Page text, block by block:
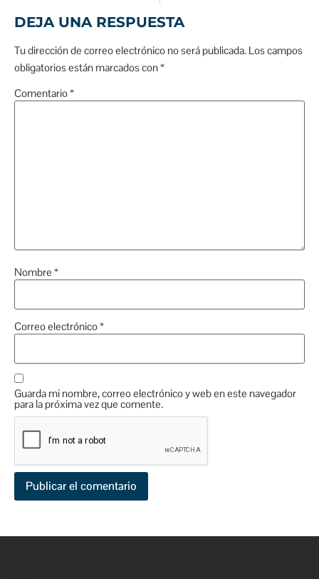
DEJA UNA RESPUESTA
Tu dirección de correo electrónico no será publicada. Los campos
obligatorios están marcados con*
Comentario*
Nombre *
Correo electrónico*
Guarda mi nombre, correo electrónico y web en este navegador
para la próxima vez que comente.